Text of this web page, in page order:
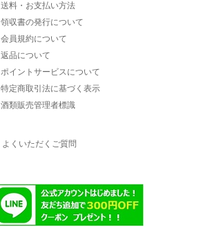
送料・お支払い方法
領収書の発行について
会員規約について
返品について
ポイントサービスについて
特定商取引法に基づく表示
酒類販売管理者標識
よくいただくご質問